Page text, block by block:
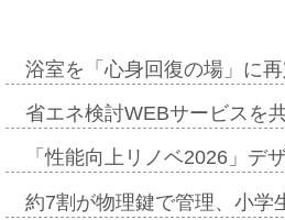
浴室を「心身回復の場」に
省エネ検討WEBサービスを
「性能向上リノベ2026」
約7割が物理鍵で管理、小